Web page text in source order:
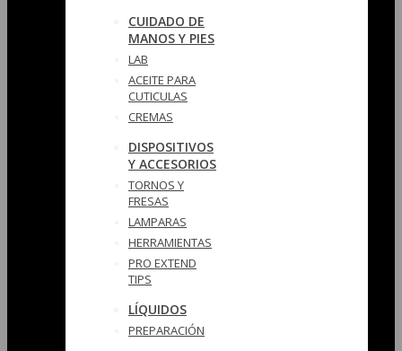
CUIDADO DE
MANOS Y PIES
LAB
ACEITE PARA
CUTICULAS
CREMAS
DISPOSITIVOS
Y ACCESORIOS
TORNOS Y
FRESAS
LAMPARAS
HERRAMIENTAS
PRO EXTEND
TIPS
LÍQUIDOS
PREPARACIÓN